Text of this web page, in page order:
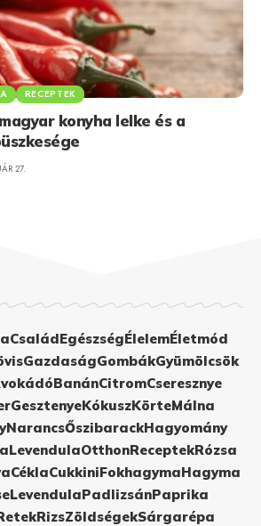
RECEPTEK
konyha lelke és a
27.
CsaládEgészségÉlelemÉletmód
GazdaságGombákGyümölcsök
BanánCitromCseresznye
GesztenyeKókuszKörteMálna
NarancsŐszibarackHagyomány
LevendulaOtthonReceptekRózsa
CéklaCukkiniFokhagymaHagyma
LevendulaPadlizsánPaprika
RizsZöldségekSárgarépa